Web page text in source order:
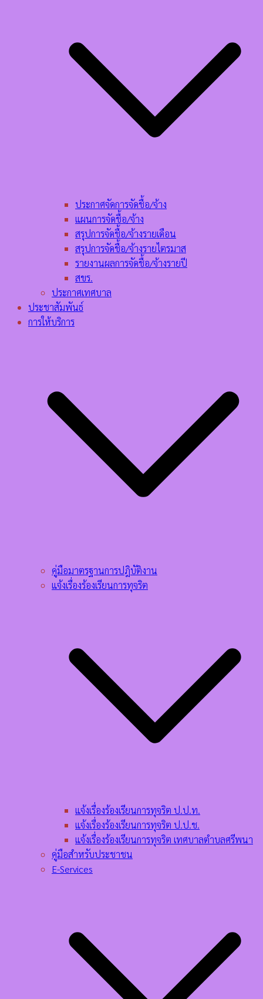
ประกาศจัดการจัดชื้อ/จ้าง
แผนการจัดชื้อ/จ้าง
สรุปการจัดชื้อ/จ้างรายเดือน
สรุปการจัดชื้อ/จ้างรายไตรมาส
รายงานผลการจัดชื้อ/จ้างรายปี
สขร.
ประกาศเทศบาล
ประชาสัมพันธ์
การให้บริการ
คู่มือมาตรฐานการปฎิบัติงาน
แจ้งเรื่องร้องเรียนการทุจริต
แจ้งเรื่องร้องเรียนการทุจริต ป.ป.ท.
แจ้งเรื่องร้องเรียนการทุจริต ป.ป.ช.
แจ้งเรื่องร้องเรียนการทุจริต เทศบาลตำบลศรีพนา
คู่มือสำหรับประชาชน
E-Services